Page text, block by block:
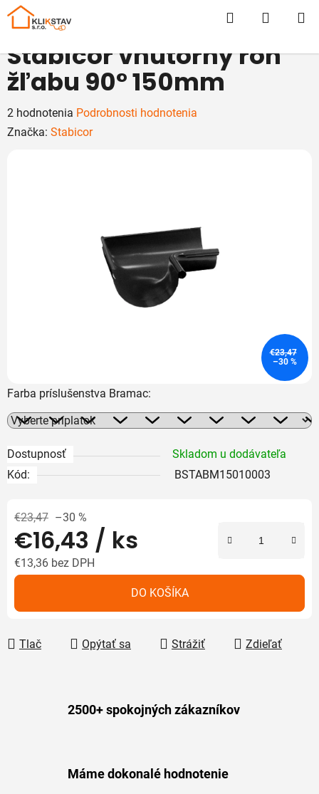
Prejsť
Hľadať
Farba príslušenstva Bramac:
Dostupnosť
Skladom u dodávateľa
Kód:
BSTABM15010003
€23,47 –30 %
€16,43 / ks
€13,36 bez DPH
DO KOŠÍKA
Tlač Opýtať sa Strážiť Zdieľať
Stabicor vnútorný roh
žľabu 90° 150mm
Priemerné
hodnotenie
2 hodnotenia Podrobnosti hodnotenia
Značka: Stabicor
€23,47
–30 %
2500+ spokojných zákazníkov
Máme dokonalé hodnotenie